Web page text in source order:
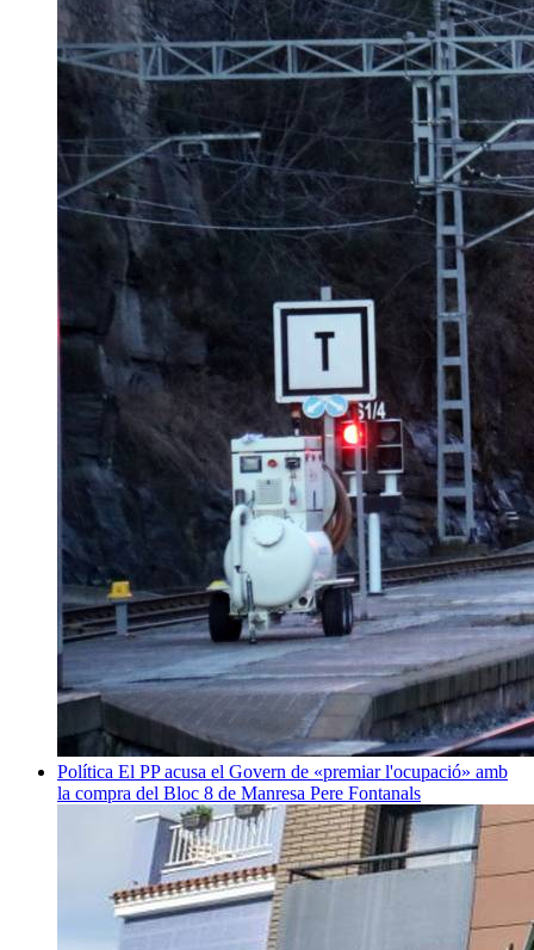
Política El PP acusa el Govern de «premiar l'ocupació» amb
la compra del Bloc 8 de Manresa Pere Fontanals